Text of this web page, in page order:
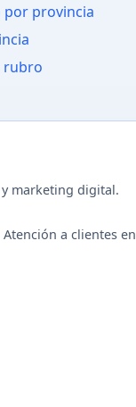
por provincia
rubro
marketing digital.
a clientes en